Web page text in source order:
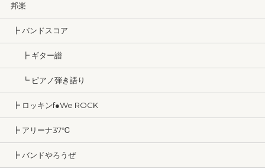
邦楽
┣ バンドスコア
┣ ギター譜
┗ ピアノ弾き語り
┣ ロッキンf●We ROCK
┣ アリーナ37℃
┣ バンドやろうぜ